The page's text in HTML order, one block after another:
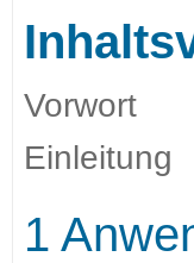
Vorwort
Einleitung
1